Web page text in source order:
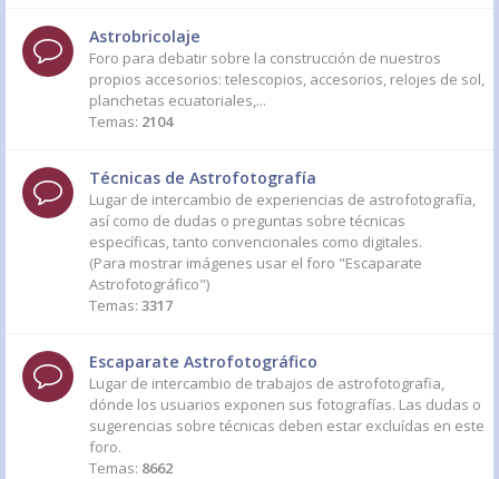
Astrobricolaje
Foro para debatir sobre la construcción de nuestros
propios accesorios: telescopios, accesorios, relojes de sol,
planchetas ecuatoriales,...
Temas: 2104
Técnicas de Astrofotografía
Lugar de intercambio de experiencias de astrofotografía,
así como de dudas o preguntas sobre técnicas
específicas, tanto convencionales como digitales.
(Para mostrar imágenes usar el foro "Escaparate
Astrofotográfico")
Temas: 3317
Escaparate Astrofotográfico
Lugar de intercambio de trabajos de astrofotografia,
dónde los usuarios exponen sus fotografías. Las dudas o
sugerencias sobre técnicas deben estar excluídas en este
foro.
Temas: 8662